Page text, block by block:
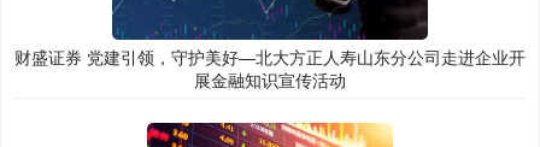
财盛证券 党建引领，守护美好—北大方正人寿山东分公司走进企业开
展金融知识宣传活动